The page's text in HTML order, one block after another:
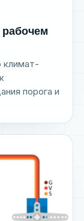
климат-
порога и